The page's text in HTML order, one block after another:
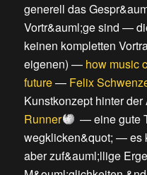
generell das
Vortr&auml;ge sind —
keinen kompletten
eigenen) — how music
future— Felix
Kunstkonzept hinter der
Runner
—eine gute
wegklicken&quot; —es
aber zuf&auml;llige